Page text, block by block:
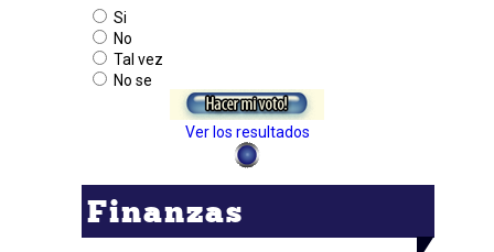
Si
No
Tal vez
No se
Ver los resultados
Finanzas